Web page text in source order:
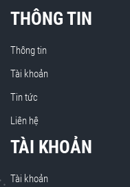
THÔNG TIN
Thông tin
Tài khoản
Tin tức
Liên hệ
TÀI KHOẢN
Tài khoản